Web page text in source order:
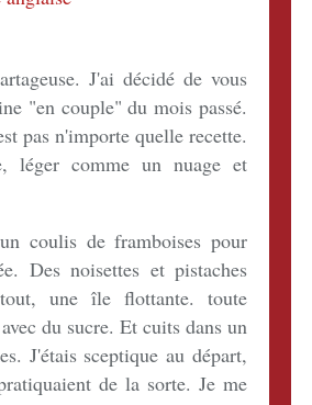
J'ai décidé de vous
"en couple" du mois passé.
pas n'importe quelle recette.
léger comme un nuage et
coulis de framboises pour
Des noisettes et pistaches
une île flottante. toute
du sucre. Et cuits dans un
J'étais sceptique au départ,
de la sorte. Je me